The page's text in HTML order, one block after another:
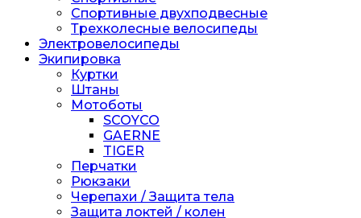
Спортивные двухподвесные
Трехколесные велосипеды
Электровелосипеды
Экипировка
Куртки
Штаны
Мотоботы
SCOYCO
GAERNE
TIGER
Перчатки
Рюкзаки
Черепахи / Защита тела
Защита локтей / колен